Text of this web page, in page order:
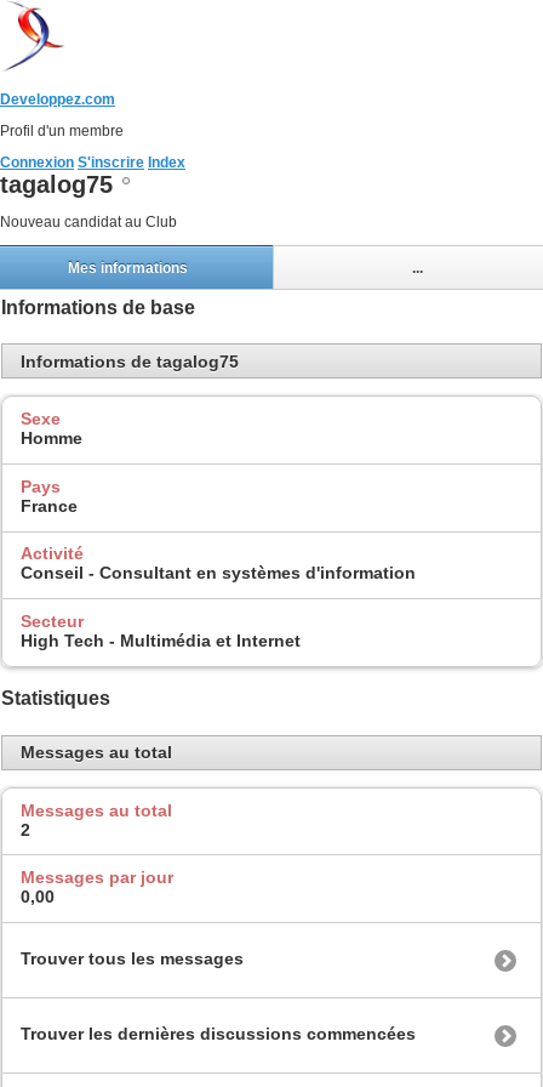
Developpez.com
Profil d'un membre
Connexion S'inscrire Index
tagalog75
Nouveau candidat au Club
Mes informations ...
Informations de base
Informations de tagalog75
Sexe
Homme
Pays
France
Activité
Conseil - Consultant en systèmes d'information
Secteur
High Tech - Multimédia et Internet
Statistiques
Messages au total
Messages au total
2
Messages par jour
0,00
Trouver tous les messages
Trouver les dernières discussions commencées